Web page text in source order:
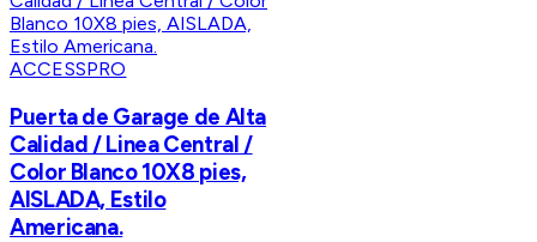
ACCESSPRO
Puerta de Garage de Alta
Calidad / Linea Central /
Color Blanco 10X8 pies,
AISLADA, Estilo
Americana.